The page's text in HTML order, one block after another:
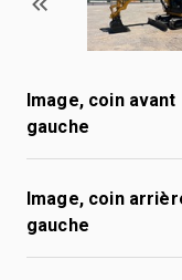
Image, coin avant
gauche
Image, coin
gauche